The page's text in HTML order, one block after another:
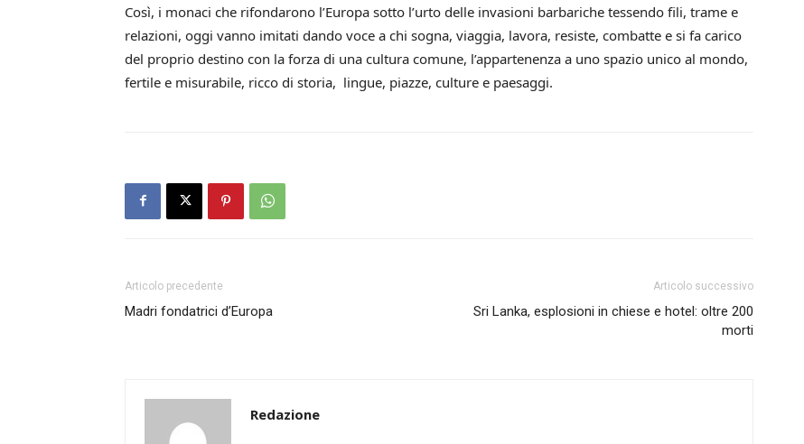
Così, i monaci che rifondarono l’Europa sotto l’urto delle invasioni barbariche tessendo fili, trame e
relazioni, oggi vanno imitati dando voce a chi sogna, viaggia, lavora, resiste, combatte e si fa carico
del proprio destino con la forza di una cultura comune, l’appartenenza a uno spazio unico al mondo,
fertile e misurabile, ricco di storia, lingue, piazze, culture e paesaggi.
Articolo precedente
Madri fondatrici d’Europa
Articolo successivo
Sri Lanka, esplosioni in chiese e hotel: oltre 200
morti
Redazione